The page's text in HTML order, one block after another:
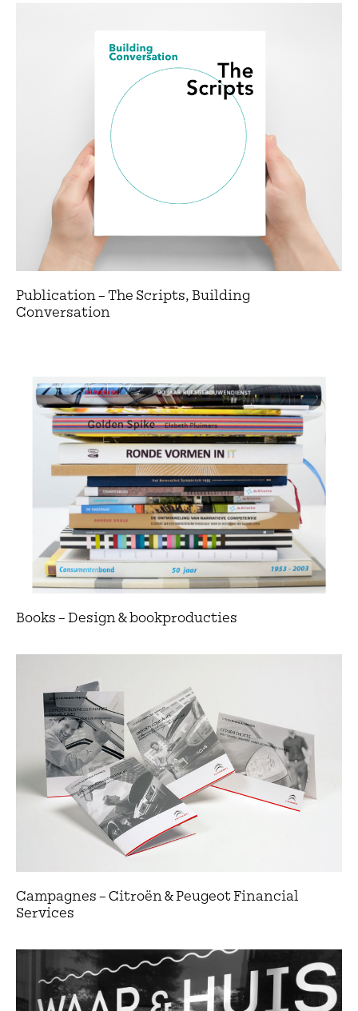
Publication – The Scripts, Building
Conversation
Books – Design & bookproducties
Campagnes – Citroën & Peugeot Financial
Services